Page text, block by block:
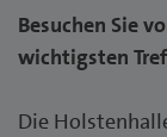
Besuchen Sie
wichtigsten
Die